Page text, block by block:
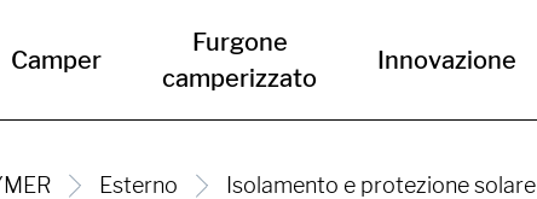
Camper
Furgone
camperizzato
Innovazione
Esterno Isolamento e protezione solare